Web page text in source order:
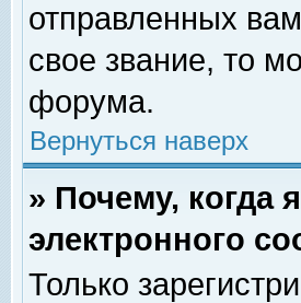
отправленных
свое звание, то
форума.
Вернуться наверх
» Почему, когда
электронного
Только